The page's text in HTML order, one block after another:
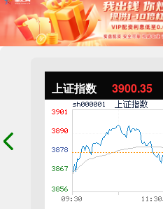
上证指数 3900.35